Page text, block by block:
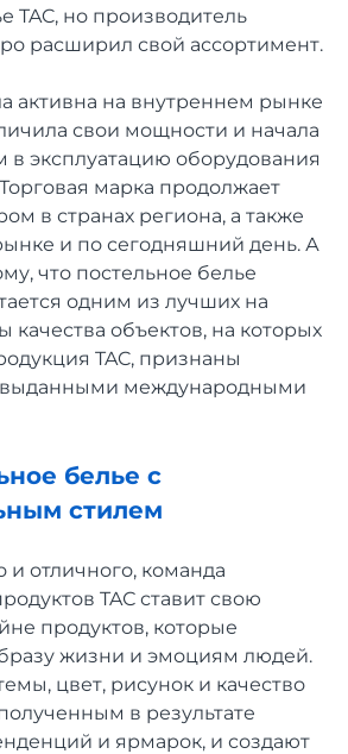
TAC, но производитель
расширил свой ассортимент.
активна на внутреннем рынке
свои мощности и начала
в эксплуатацию оборудования
марка продолжает
в странах региона, а также
и по сегодняшний день. А
что постельное белье
одним из лучших на
качества объектов, на которых
TAC, признаны
выданными международными
белье с
стилем
и отличного, команда
TAС ставит свою
продуктов, которые
жизни и эмоциям людей.
цвет, рисунок и качество
в результате
и ярмарок, и создают